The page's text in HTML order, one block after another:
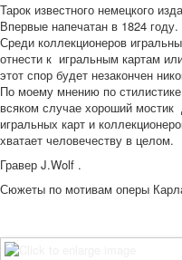
Тарок известного немецкого
Впервые напечатан в 1824 году.
Среди коллекционеров
отнести к игральным картам
этот спор будет незакончен
По моему мнению по
всяком случае хороший
игральных карт и
хватает человечеству в целом.
Гравер J.Wolf .
Сюжеты по мотивам оперы